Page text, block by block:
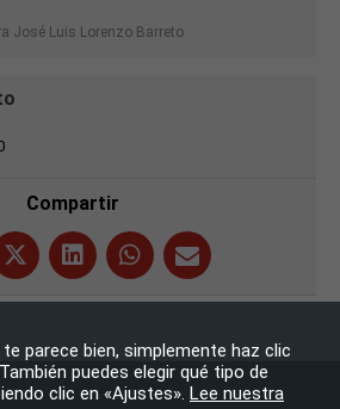
José Luis Lorenzo Barreto
Compartir
parece bien, simplemente haz clic
puedes elegir qué tipo de
clic en «Ajustes». Lee nuestra
Necesarias
cookies no
son
opcionales.